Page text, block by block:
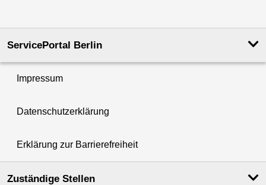
ServicePortal Berlin
Impressum
Datenschutzerklärung
Erklärung zur Barrierefreiheit
Zuständige Stellen